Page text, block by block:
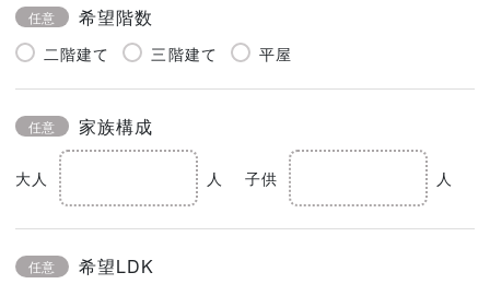
任意 希望階数
二階建て 三階建て 平屋
任意 家族構成
大人 人 子供 人
任意 希望LDK